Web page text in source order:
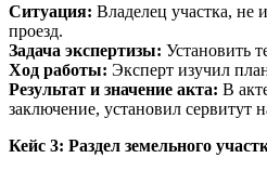
Ситуация: Владелец участка, не
проезд.
Задача экспертизы: Установить
Ход работы: Эксперт изучил
Результат и значение акта: В
заключение, установил сервитут
Кейс 3: Раздел земельного